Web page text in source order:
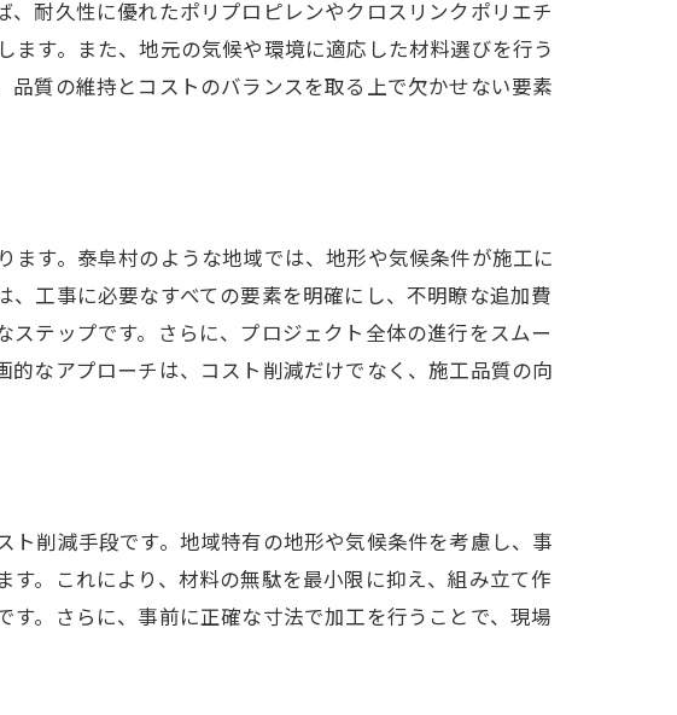
耐久性に優れたポリプロピレンやクロスリンクポリエチ
す。また、地元の気候や環境に適応した材料選びを行う
質の維持とコストのバランスを取る上で欠かせない要素
す。泰阜村のような地域では、地形や気候条件が施工に
工事に必要なすべての要素を明確にし、不明瞭な追加費
テップです。さらに、プロジェクト全体の進行をスムー
なアプローチは、コスト削減だけでなく、施工品質の向
削減手段です。地域特有の地形や気候条件を考慮し、事
。これにより、材料の無駄を最小限に抑え、組み立て作
。さらに、事前に正確な寸法で加工を行うことで、現場